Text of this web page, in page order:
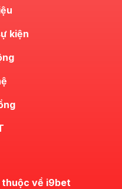
kiện
thuộc về i9bet